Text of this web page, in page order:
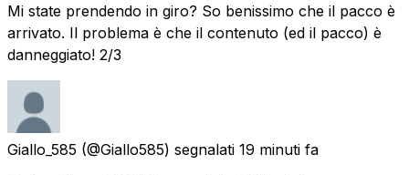
Mi state prendendo in giro? So benissimo che il pacco è
arrivato. Il problema è che il contenuto (ed il pacco) è
danneggiato! 2/3
Giallo_585 (@Giallo585) segnalati 19 minuti fa